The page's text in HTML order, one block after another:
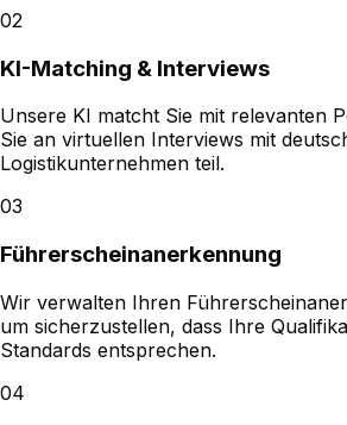
02
KI-Matching & Interviews
Unsere KI matcht Sie mit relevanten
Sie an virtuellen Interviews mit
Logistikunternehmen teil.
03
Führerscheinanerkennung
Wir verwalten Ihren
um sicherzustellen, dass Ihre
Standards entsprechen.
04